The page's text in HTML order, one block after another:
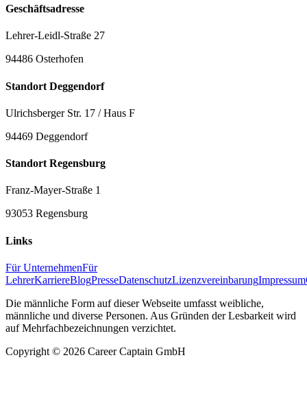
Geschäftsadresse
Lehrer-Leidl-Straße 27
94486 Osterhofen
Standort Deggendorf
Ulrichsberger Str. 17 / Haus F
94469 Deggendorf
Standort Regensburg
Franz-Mayer-Straße 1
93053 Regensburg
Links
Für UnternehmenFür
LehrerKarriereBlogPresseDatenschutzLizenzvereinbarungImpressum
Die männliche Form auf dieser Webseite umfasst weibliche,
männliche und diverse Personen. Aus Gründen der Lesbarkeit wird
auf Mehrfachbezeichnungen verzichtet.
Copyright © 2026 Career Captain GmbH